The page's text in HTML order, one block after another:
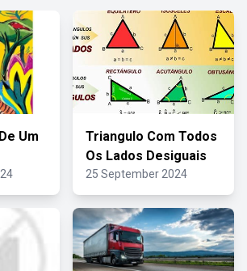
Um
Triangulo Com Todos
Os Lados Desiguais
25 September 2024